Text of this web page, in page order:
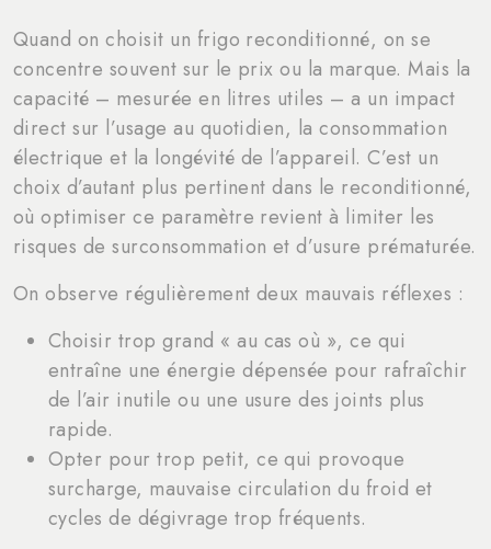
Quand on choisit un frigo reconditionné, on se
concentre souvent sur le prix ou la marque. Mais la
capacité – mesurée en litres utiles – a un impact
direct sur l’usage au quotidien, la consommation
électrique et la longévité de l’appareil. C’est un
choix d’autant plus pertinent dans le reconditionné,
où optimiser ce paramètre revient à limiter les
risques de surconsommation et d’usure prématurée.
On observe régulièrement deux mauvais réflexes :
Choisir trop grand « au cas où », ce qui
entraîne une énergie dépensée pour rafraîchir
de l’air inutile ou une usure des joints plus
rapide.
Opter pour trop petit, ce qui provoque
surcharge, mauvaise circulation du froid et
cycles de dégivrage trop fréquents.